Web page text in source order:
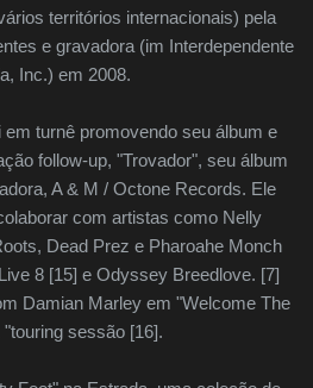
territórios internacionais) pela
e gravadora (im Interdependente
Inc.) em 2008.
turnê promovendo seu álbum e
follow-up, "Trovador", seu álbum
A & M / Octone Records. Ele
com artistas como Nelly
Dead Prez e Pharoahe Monch
8 [15] e Odyssey Breedlove. [7]
Damian Marley em "Welcome The
sessão [16].